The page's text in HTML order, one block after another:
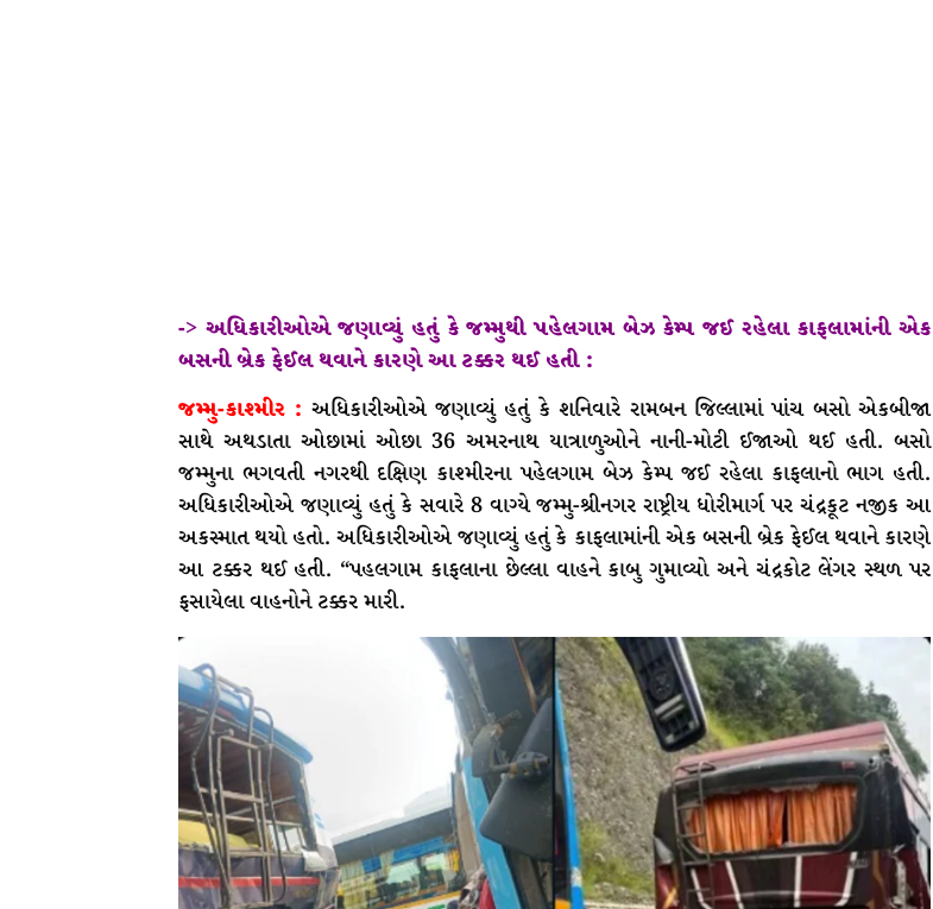
-> અધિકારીઓએ જણાવ્યું હતું કે જમ્મુથી પહેલગામ બેઝ કેમ્પ જઈ રહેલા કાફલામાંની એક
બસની બ્રેક ફેઈલ થવાને કારણે આ ટક્કર થઈ હતી :
જમ્મુ-કાશ્મીર : અધિકારીઓએ જણાવ્યું હતું કે શનિવારે રામબન જિલ્લામાં પાંચ બસો એકબીજા
સાથે અથડાતા ઓછામાં ઓછા 36 અમરનાથ યાત્રાળુઓને નાની-મોટી ઈજાઓ થઈ હતી. બસો
જમ્મુના ભગવતી નગરથી દક્ષિણ કાશ્મીરના પહેલગામ બેઝ કેમ્પ જઈ રહેલા કાફલાનો ભાગ હતી.
અધિકારીઓએ જણાવ્યું હતું કે સવારે 8 વાગ્યે જમ્મુ-શ્રીનગર રાષ્ટ્રીય ધોરીમાર્ગ પર ચંદ્રકૂટ નજીક આ
અકસ્માત થયો હતો. અધિકારીઓએ જણાવ્યું હતું કે કાફલામાંની એક બસની બ્રેક ફેઈલ થવાને કારણે
આ ટક્કર થઈ હતી. “પહલગામ કાફલાના છેલ્લા વાહને કાબુ ગુમાવ્યો અને ચંદ્રકોટ લેંગર સ્થળ પર
ફસાયેલા વાહનોને ટક્કર મારી.